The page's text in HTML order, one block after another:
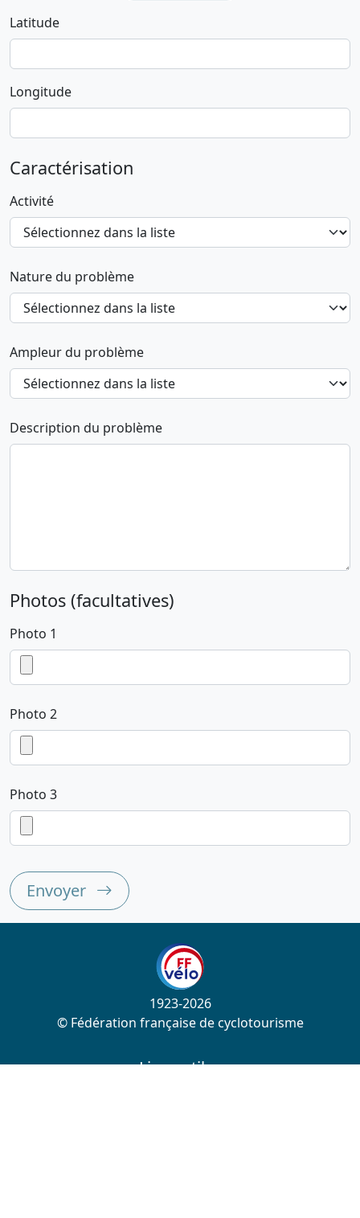
Latitude
Longitude
Caractérisation
Activité
Nature du problème
Ampleur du problème
Description du problème
Photos (facultatives)
Photo 1
Photo 2
Photo 3
Envoyer
1923-2026
© Fédération française de cyclotourisme
Liens utiles